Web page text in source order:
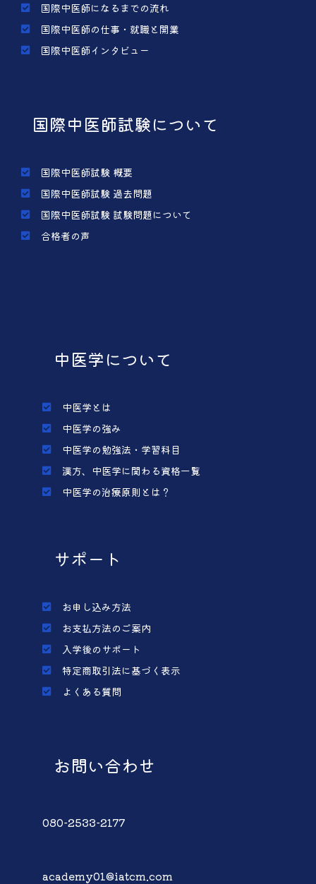
国際中医師になるまでの流れ
国際中医師の仕事・就職と開業
国際中医師インタビュー
国際中医師試験について
国際中医師試験 概要
国際中医師試験 過去問題
国際中医師試験 試験問題について
合格者の声
中医学について
中医学とは
中医学の強み
中医学の勉強法・学習科目
漢方、中医学に関わる資格一覧
中医学の治療原則とは？
サポート
お申し込み方法
お支払方法のご案内
入学後のサポート
特定商取引法に基づく表示
よくある質問
お問い合わせ
080-2533-2177
academy01@iatcm.com